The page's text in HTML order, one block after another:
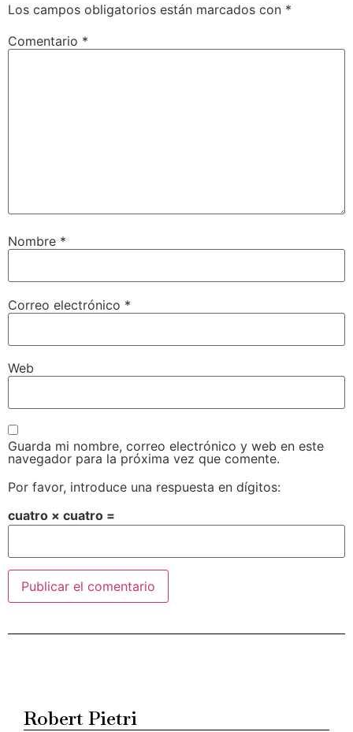
Los campos obligatorios están marcados con *
Comentario *
Nombre *
Correo electrónico *
Web
Guarda mi nombre, correo electrónico y web en este
navegador para la próxima vez que comente.
Por favor, introduce una respuesta en dígitos:
cuatro × cuatro =
Robert Pietri